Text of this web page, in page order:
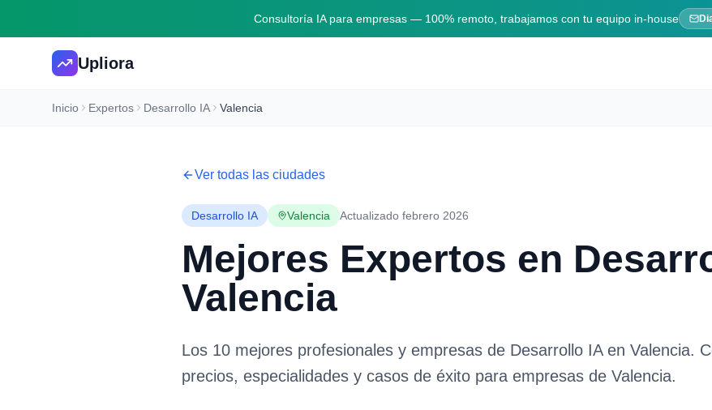
Consultoría IA para empresas — 100% remoto, trabajamos con tu equipo in-house
Upliora
Inicio Expertos Desarrollo IA Valencia
Ver todas las ciudades
Desarrollo IA Valencia Actualizado febrero 2026
Mejores Expertos en
Valencia
Los 10 mejores profesionales y empresas de Desarrollo IAen Valencia.
precios, especialidades y casos de éxito para empresas de Valencia.